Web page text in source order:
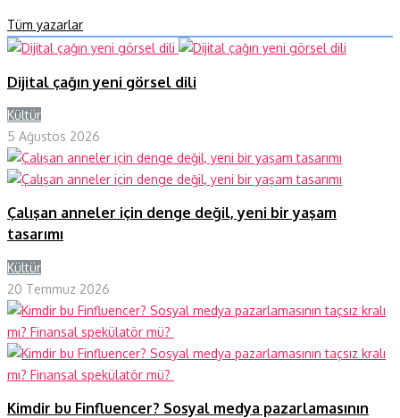
Tüm yazarlar
Dijital çağın yeni görsel dili
Kültür
5 Ağustos 2026
Çalışan anneler için denge değil, yeni bir yaşam
tasarımı
Kültür
20 Temmuz 2026
Kimdir bu Finfluencer? Sosyal medya pazarlamasının